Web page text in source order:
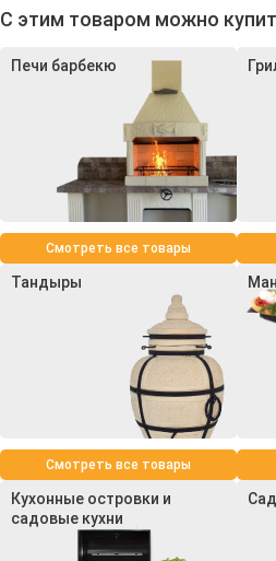
С этим товаром можно
Печи барбекю
Смотреть все товары
Тандыры
Смотреть все товары
Кухонные островки и
садовые кухни